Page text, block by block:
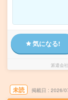
気になる!
派遣会社
未読 掲載日 2026/